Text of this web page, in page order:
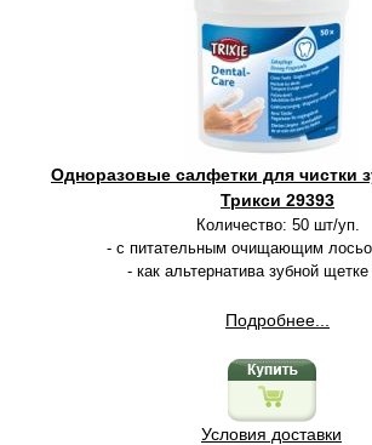
Одноразовые салфетки для чистки
Трикси 29393
Количество: 50 шт/уп.
- с питательным очищающим
- как альтернатива зубной
Подробнее...
Условия доставки